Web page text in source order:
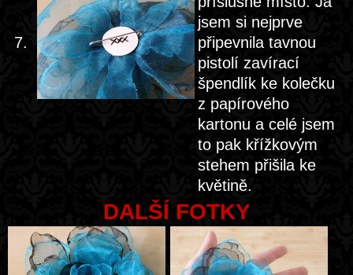
7.
jsem si nejprve
připevnila tavnou
pistolí zavírací
špendlík ke kolečku
z papírového
kartonu a celé jsem
to pak křížkovým
stehem přišila ke
květině.
DALŠÍ FOTKY